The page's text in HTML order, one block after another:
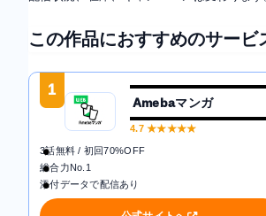
この作品におすすめのサービ
1
Amebaマンガ
4.7★★★★★
3話無料 / 初回70%OFF
総合力No.1
添付データで配信あり